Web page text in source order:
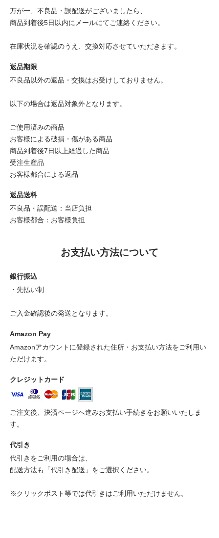
万が一、不良品・誤配送がございましたら、
商品到着後5日以内にメールにてご連絡ください。
在庫状況を確認のうえ、交換対応させていただきます。
返品期限
不良品以外の返品・交換はお受けしておりません。
以下の場合は返品対象外となります。
ご使用済みの商品
お客様による破損・傷がある商品
商品到着後7日以上経過した商品
受注生産品
お客様都合による返品
返品送料
不良品・誤配送：当店負担
お客様都合：お客様負担
お支払い方法について
銀行振込
・先払い制
ご入金確認後の発送となります。
Amazon Pay
Amazonアカウントに登録された住所・お支払い方法をご利用い
ただけます。
クレジットカード
ご注文後、決済ページへ進みお支払い手続きをお願いいたしま
す。
代引き
代引きをご利用の場合は、
配送方法も「代引き配送」をご選択ください。
※クリックポスト等では代引きはご利用いただけません。